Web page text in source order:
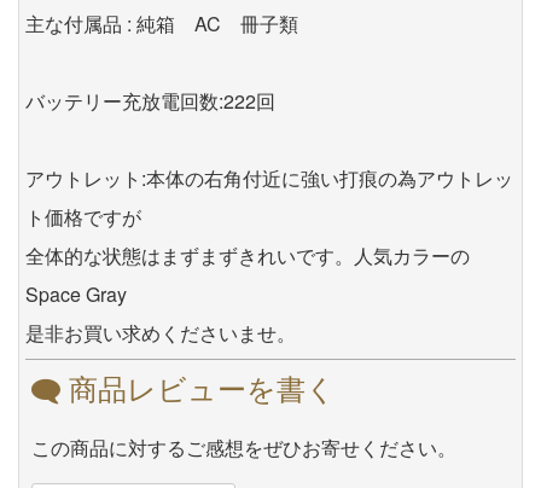
主な付属品 : 純箱 AC 冊子類
バッテリー充放電回数:222回
アウトレット:本体の右角付近に強い打痕の為アウトレッ
ト価格ですが
全体的な状態はまずまずきれいです。人気カラーの
Space Gray
是非お買い求めくださいませ。
商品レビューを書く
この商品に対するご感想をぜひお寄せください。